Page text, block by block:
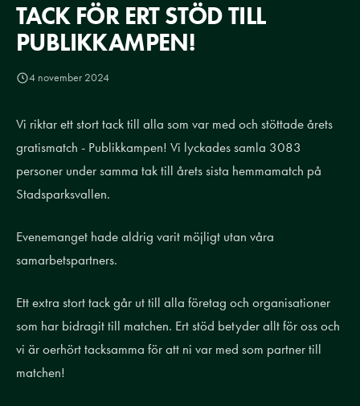
TACK FÖR ERT STÖD TILL
PUBLIKKAMPEN!
4 november 2024
Vi riktar ett stort tack till alla som var med och stöttade årets
gratismatch - Publikkampen! Vi lyckades samla 3083
personer under samma tak till årets sista hemmamatch på
Stadsparksvallen.
Evenemanget hade aldrig varit möjligt utan våra
samarbetspartners.
Ett extra stort tack går ut till alla företag och organisationer
som har bidragit till matchen. Ert stöd betyder allt för oss och
vi är oerhört tacksamma för att ni var med som partner till
matchen!